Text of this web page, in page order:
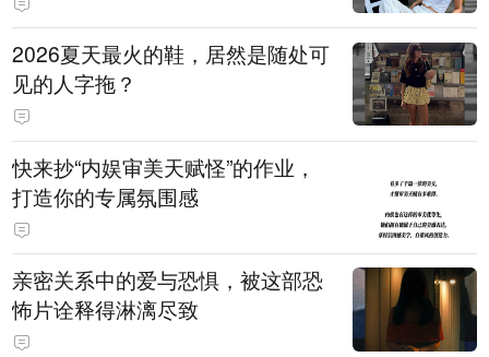
2026夏天最火的鞋，居然是随处可
见的人字拖？
快来抄“内娱审美天赋怪”的作业，
打造你的专属氛围感
亲密关系中的爱与恐惧，被这部恐
怖片诠释得淋漓尽致